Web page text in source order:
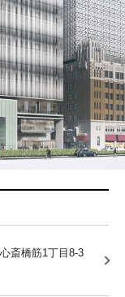
斎橋筋1丁目8-3